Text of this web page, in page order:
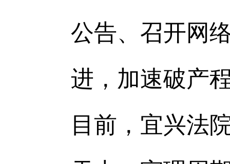
公告、召开网
进，加速破产
目前，宜兴法